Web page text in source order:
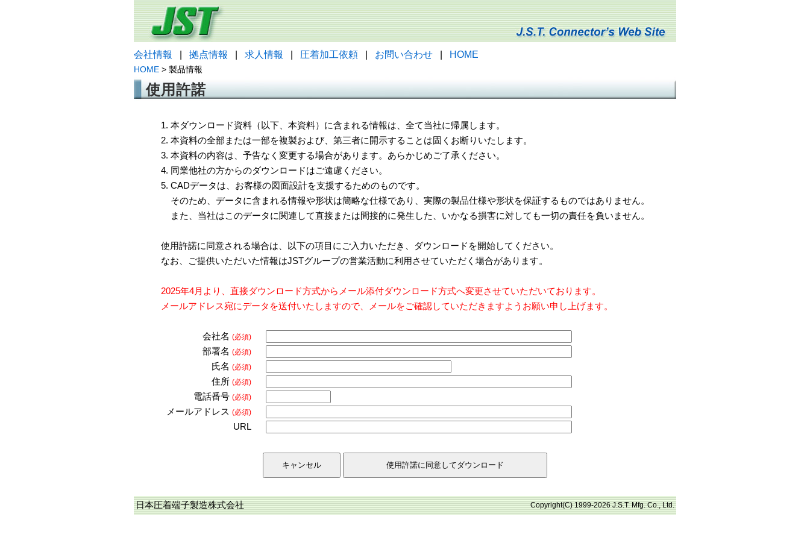
会社情報 拠点情報 求人情報 圧着加工依頼 お問い合わせ HOME
HOME > 製品情報
使用許諾
1. 本ダウンロード資料（以下、本資料）に含まれる情報は、全て当社に帰属します。
2. 本資料の全部または一部を複製および、第三者に開示することは固くお断りいたします。
3. 本資料の内容は、予告なく変更する場合があります。あらかじめご了承ください。
4. 同業他社の方からのダウンロードはご遠慮ください。
5. CADデータは、お客様の図面設計を支援するためのものです。
そのため、データに含まれる情報や形状は簡略な仕様であり、実際の製品仕様や形状を保証するものではありません。
また、当社はこのデータに関連して直接または間接的に発生した、いかなる損害に対しても一切の責任を負いません。
使用許諾に同意される場合は、以下の項目にご入力いただき、ダウンロードを開始してください。
なお、ご提供いただいた情報はJSTグループの営業活動に利用させていただく場合があります。
2025年4月より、直接ダウンロード方式からメール添付ダウンロード方式へ変更させていただいております。
メールアドレス宛にデータを送付いたしますので、メールをご確認していただきますようお願い申し上げます。
会社名 (必須)
部署名 (必須)
氏名 (必須)
住所 (必須)
電話番号 (必須)
メールアドレス (必須)
URL
日本圧着端子製造株式会社 Copyright(C) 1999-2026 J.S.T. Mfg. Co., Ltd.